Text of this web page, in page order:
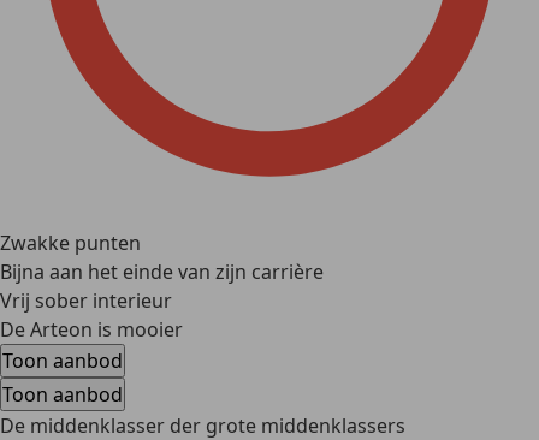
Zwakke punten
Bijna aan het einde van zijn carrière
Vrij sober interieur
De Arteon is mooier
Toon aanbod
Toon aanbod
De middenklasser der grote middenklassers